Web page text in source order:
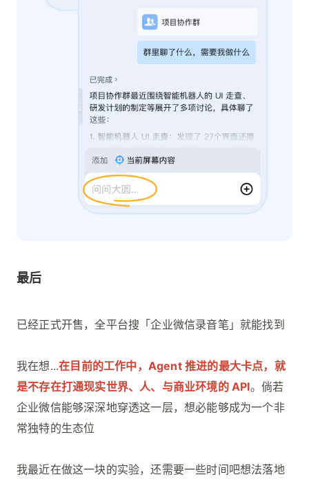
最后
已经正式开售，全平台搜「企业微信录音笔」就能找到
我在想...在目前的工作中，Agent 推进的最大卡点，就
是不存在打通现实世界、人、与商业环境的 API。倘若
企业微信能够深深地穿透这一层，想必能够成为一个非
常独特的生态位
我最近在做这一块的实验，还需要一些时间吧想法落地